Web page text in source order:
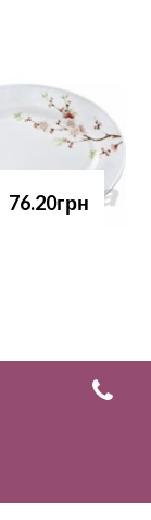
76.20грн